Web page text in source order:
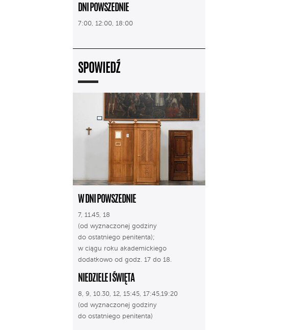
DNI POWSZEDNIE
7:00, 12:00, 18:00
SPOWIEDŹ
W DNI POWSZEDNIE
7, 11.45, 18
(od wyznaczonej godziny
do ostatniego penitenta);
w ciągu roku akademickiego
dodatkowo od godz. 17 do 18.
NIEDZIELE I ŚWIĘTA
8, 9, 10.30, 12, 15:45, 17:45,19:20
(od wyznaczonej godziny
do ostatniego penitenta)